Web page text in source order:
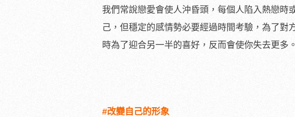
我們常說戀愛會使人沖昏頭，每個人陷入熱戀時
己，但穩定的感情勢必要經過時間考驗，為了對
時為了迎合另一半的喜好，反而會使你失去更多。
#改變自己的形象